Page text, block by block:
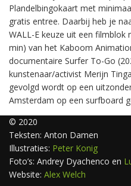
Plandelbingokaart met
gratis entree. Daarbij heb je
WALL-E keuze uit een filmblok
min) van het Kaboom
documentaire Surfer To-Go
kunstenaar/activist Merijn
gevolgd wordt op een
Amsterdam op een surfboard
© 2020
Teksten: Anton Damen
Illustraties: Peter Konig
Foto’s: Andrey Dyachenco en
Website: Alex Welch